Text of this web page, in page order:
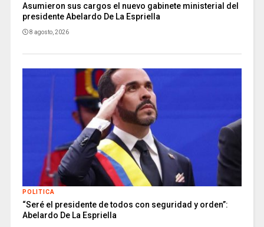
Asumieron sus cargos el nuevo gabinete ministerial del
presidente Abelardo De La Espriella
8 agosto, 2026
POLITICA
“Seré el presidente de todos con seguridad y orden”:
Abelardo De La Espriella